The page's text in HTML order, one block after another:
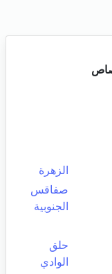
الزهرة
صفاقس
الجنوبية
حلق
الوادي